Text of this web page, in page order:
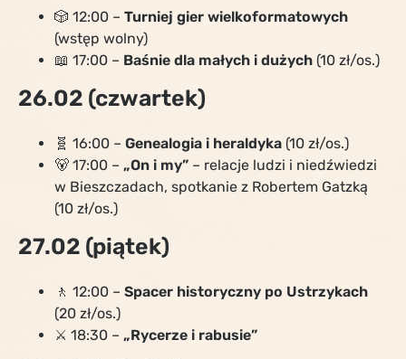
🎲 12:00 – Turniej gier wielkoformatowych
(wstęp wolny)
📖 17:00 – Baśnie dla małych i dużych (10 zł/os.)
26.02 (czwartek)
🧬 16:00 – Genealogia i heraldyka (10 zł/os.)
🐻 17:00 – „On i my” – relacje ludzi i niedźwiedzi
w Bieszczadach, spotkanie z Robertem Gatzką
(10 zł/os.)
27.02 (piątek)
🚶 12:00 – Spacer historyczny po Ustrzykach
(20 zł/os.)
⚔️ 18:30 – „Rycerze i rabusie”